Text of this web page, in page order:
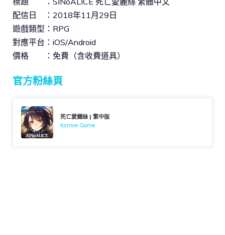
配信日 ：2018年11月29日
遊戲類型：RPG
對應平台：iOS/Android
價格 ：免費（含收費道具）
官方粉絲頁
死亡愛麗絲 | 繁中版
Komoe Game